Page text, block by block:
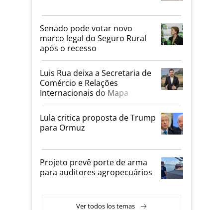
Senado pode votar novo
marco legal do Seguro Rural
após o recesso
Luis Rua deixa a Secretaria de
Comércio e Relações
Internacionais do Mapa
Lula critica proposta de Trump
para Ormuz
Projeto prevê porte de arma
para auditores agropecuários
Ver todos los temas